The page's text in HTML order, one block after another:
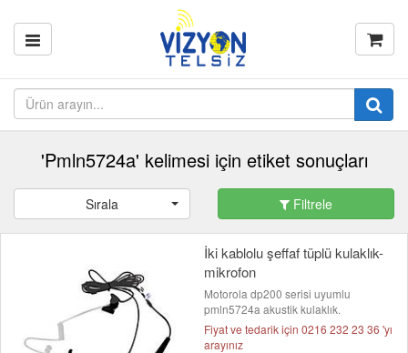
'Pmln5724a' kelimesi için etiket sonuçları
Sırala Filtrele
İki kablolu şeffaf tüplü kulaklık-
mikrofon
Motorola dp200 serisi uyumlu
pmln5724a akustik kulaklık.
Fiyat ve tedarik için 0216 232 23 36 'yı
arayınız